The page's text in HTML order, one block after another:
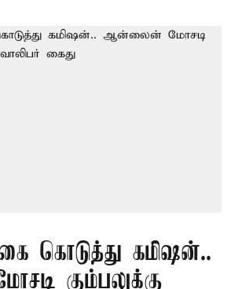
கொடுத்து கமிஷன்..
கும்பலுக்கு